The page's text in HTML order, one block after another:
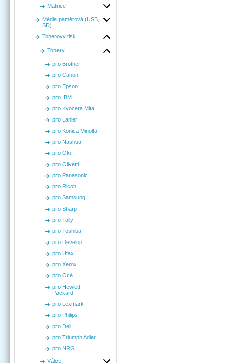
Matrice
Média paměťová (USB,
SD)
Tonerový tisk
Tonery
pro Brother
pro Canon
pro Epson
pro IBM
pro Kyocera Mita
pro Lanier
pro Konica Minolta
pro Nashua
pro Oki
pro Olivetti
pro Panasonic
pro Ricoh
pro Samsung
pro Sharp
pro Tally
pro Toshiba
pro Develop
pro Utax
pro Xerox
pro Océ
pro Hewlett-
Packard
pro Lexmark
pro Philips
pro Dell
pro Triumph Adler
pro NRG
Válce